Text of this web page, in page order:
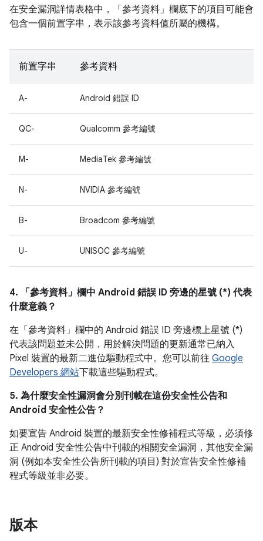
在安全漏洞詳情表格中，「參考資料」 欄底下的項目可能會
包含一個前置字串，表示該參考資料值所屬的機構。
前置字串 參考資料
A- Android 錯誤 ID
QC- Qualcomm 參考編號
M- MediaTek 參考編號
N- NVIDIA 參考編號
B- Broadcom 參考編號
U- UNISOC 參考編號
4. 「參考資料」 欄中 Android 錯誤 ID 旁邊的星號 (*) 代表
什麼意義？
在「參考資料」 欄中的 Android 錯誤 ID 旁邊標上星號 (*)
代表該問題並未公開，用於解決問題的更新通常已納入
Pixel 裝置的最新二進位驅動程式中。您可以前往 Google
Developers 網站下載這些驅動程式。
5. 為什麼安全性漏洞會分別刊載在這份安全性公告和
Android 安全性公告？
如要宣告 Android 裝置的最新安全性修補程式等級，必須修
正 Android 安全性公告中刊載的相關安全漏洞，其他安全漏
洞 (例如本安全性公告所刊載的項目) 對於宣告安全性修補
程式等級並非必要。
版本